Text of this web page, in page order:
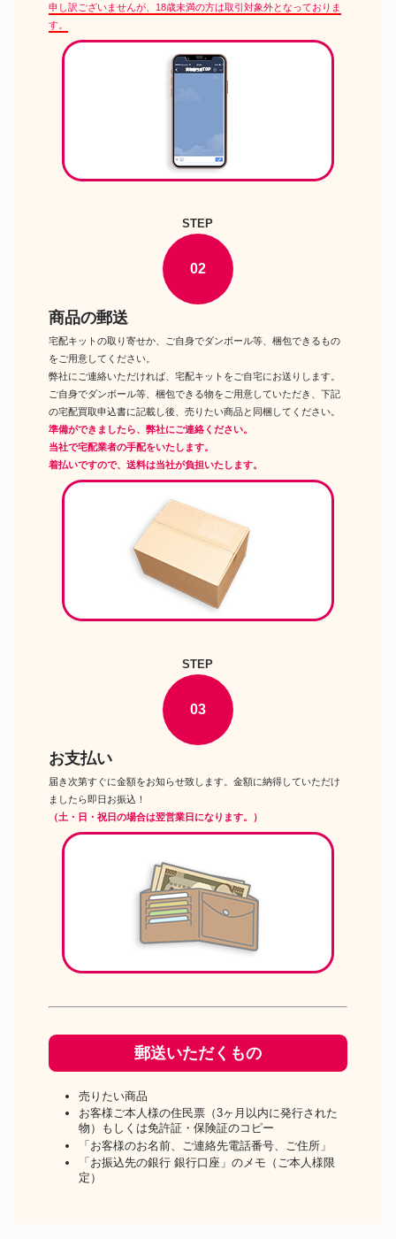
リカちゃん人形
Pink Style-マイメロディ スウィ
Pink Style-マイメロディ スウィ
ん×サンリオキャラクターズ ス
タイリッシュドールコレクショ
ン ドール
クション 第2弾 ドール
タカラトミー キキ&ララだいす
き リカちゃん ドール
リカちゃん人形
タカラトミー ゴシックノワール
ドール
リカちゃん人形
タカラトミー すずネコ リカちゃ
ん リカちゃん キャンペーン品
ドール
リカちゃん人形
タカラトミー フォトジェニック
リカ SWIMMERスタイル リカ
タカラトミー ボタニカルホリデ
ー スタイル リカちゃん LiccAス
ン ドール
タカラトミー モダンペットリカ
ちゃん2 グッドモーニングカン
タカラトミー リカちゃん リラッ
クマアニバーサリースタイル リ
カちゃん LiccAスタイリッシュ
ドールコレクション ドール
タカラトミー 赤いくつリカちゃ
ん リカちゃん 横浜開港150周年
記念 ドール
申し訳ございませんが、18歳未満の方は取引対象外となっておりま
す。
STEP
02
商品の郵送
宅配キットの取り寄せか、ご自身でダンボール等、梱包できるもの
をご用意してください。
弊社にご連絡いただければ、宅配キットをご自宅にお送りします。
ご自身でダンボール等、梱包できる物をご用意していただき、下記
の宅配買取申込書に記載し後、売りたい商品と同梱してください。
準備ができましたら、弊社にご連絡ください。
当社で宅配業者の手配をいたします。
着払いですので、送料は当社が負担いたします。
STEP
03
お支払い
届き次第すぐに金額をお知らせ致します。金額に納得していただけ
ましたら即日お振込！
（土・日・祝日の場合は翌営業日になります。）
郵送いただくもの
売りたい商品
お客様ご本人様の住民票（3ヶ月以内に発行された
物）もしくは免許証・保険証のコピー
「お客様のお名前、ご連絡先電話番号、ご住所」
「お振込先の銀行 銀行口座」のメモ（ご本人様限
定）